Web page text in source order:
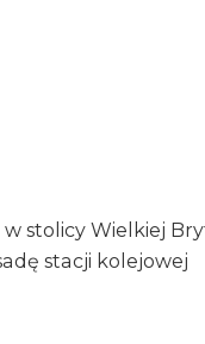
stolicy Wielkiej
stacji kolejowej